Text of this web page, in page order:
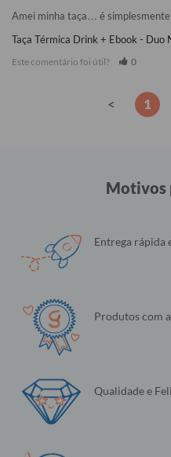
Amei minha taça… é
Taça Térmica Drink + Ebook - Duo
Este comentário foi útil? 0
< 1
Motivos
Entrega rápida
Produtos com
Qualidade e